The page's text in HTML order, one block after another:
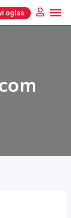
oglas